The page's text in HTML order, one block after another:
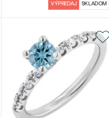
VÝPREDAJ SKLADOM